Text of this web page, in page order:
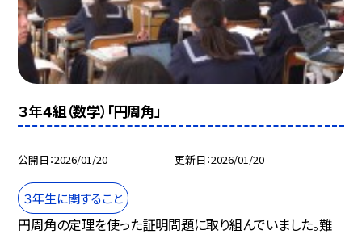
３年４組（数学）「円周角」
公開日 2026/01/20 更新日 2026/01/20
３年生に関すること
円周角の定理を使った証明問題に取り組んでいました。難